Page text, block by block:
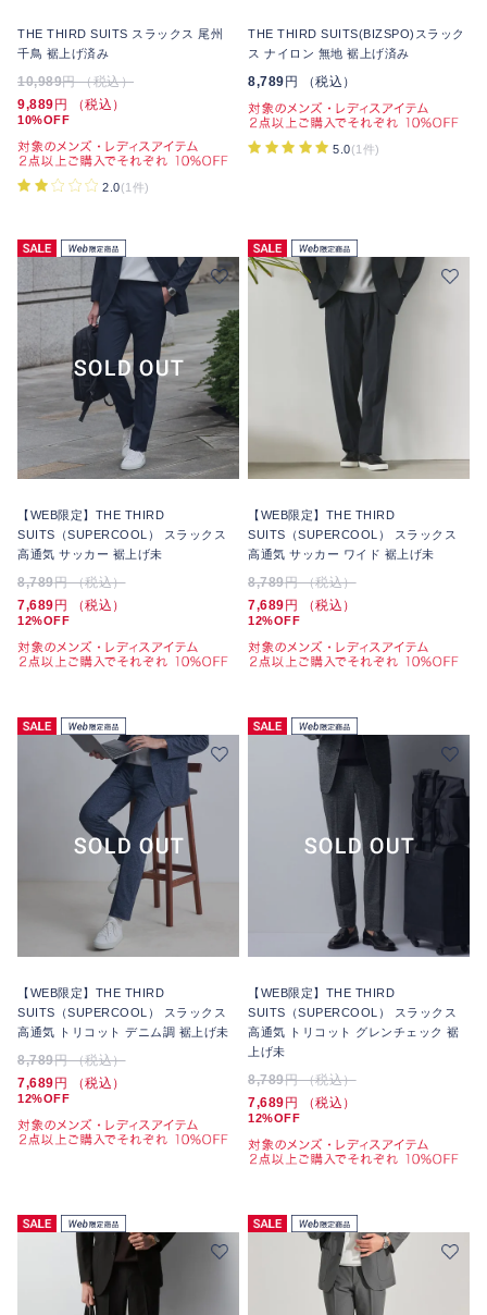
THE THIRD SUITS スラックス 尾州
千鳥 裾上げ済み
10,989円 （税込）
9,889 円 （税込）
10%OFF
2.0(1件)
THE THIRD SUITS(BIZSPO)スラック
ス ナイロン 無地 裾上げ済み
8,789 円 （税込）
5.0(1件)
【WEB限定】THE THIRD
SUITS（SUPERCOOL） スラックス
高通気 サッカー 裾上げ未
8,789円 （税込）
7,689 円 （税込）
12%OFF
【WEB限定】THE THIRD
SUITS（SUPERCOOL） スラックス
高通気 サッカー ワイド 裾上げ未
8,789円 （税込）
7,689 円 （税込）
12%OFF
【WEB限定】THE THIRD
SUITS（SUPERCOOL） スラックス
高通気 トリコット デニム調 裾上げ未
8,789円 （税込）
7,689 円 （税込）
12%OFF
【WEB限定】THE THIRD
SUITS（SUPERCOOL） スラックス
高通気 トリコット グレンチェック 裾
上げ未
8,789円 （税込）
7,689 円 （税込）
12%OFF